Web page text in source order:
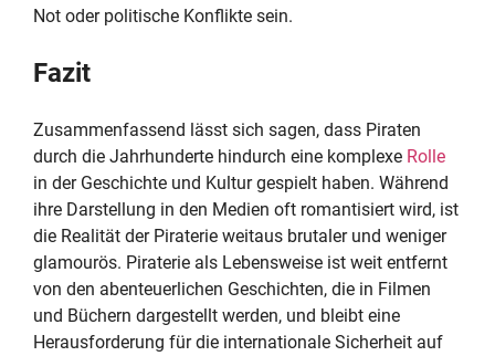
Not oder politische Konflikte sein.
Fazit
Zusammenfassend lässt sich sagen, dass Piraten
durch die Jahrhunderte hindurch eine komplexe Rolle
in der Geschichte und Kultur gespielt haben. Während
ihre Darstellung in den Medien oft romantisiert wird, ist
die Realität der Piraterie weitaus brutaler und weniger
glamourös. Piraterie als Lebensweise ist weit entfernt
von den abenteuerlichen Geschichten, die in Filmen
und Büchern dargestellt werden, und bleibt eine
Herausforderung für die internationale Sicherheit auf